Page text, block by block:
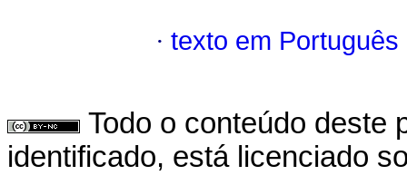
· texto em Português
Todo o conteúdo deste
identificado, está licenciado